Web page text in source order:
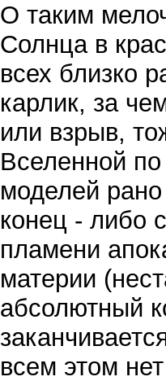
О таким
Солнца в
всех близко
карлик, за
или взрыв,
Вселенной
моделей
конец - либо
пламени
материи
абсолютный
всем этом